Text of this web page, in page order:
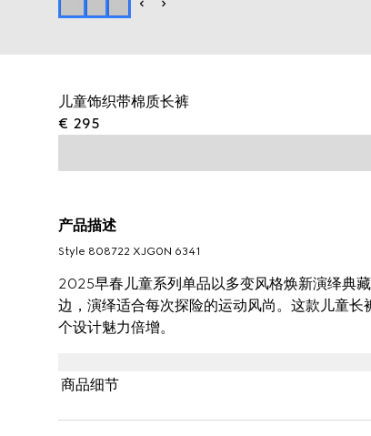
儿童饰织带棉质长裤
€ 295
产品描述
Style ‎808722 XJG0N 6341
2025早春儿童系列单品以多变风格焕新演绎典
边，演绎适合每次探险的运动风尚。这款儿童
个设计魅力倍增。
商品细节